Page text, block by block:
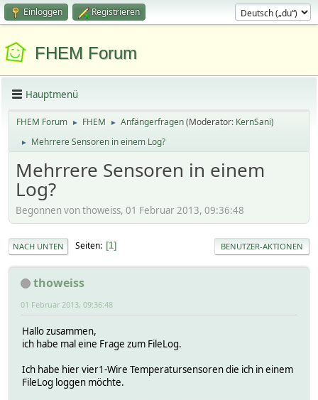
Einloggen Registrieren
FHEM Forum
Hauptmenü
FHEM Forum ► FHEM ► Anfängerfragen(Moderator: KernSani)
► Mehrrere Sensoren in einem Log?
Mehrrere Sensoren in einem
Log?
Begonnen von thoweiss, 01 Februar 2013, 09:36:48
NACH UNTEN Seiten 1 BENUTZER-AKTIONEN
thoweiss
01 Februar 2013, 09:36:48
Hallo zusammen,
ich habe mal eine Frage zum FileLog.
Ich habe hier vier1-Wire Temperatursensoren die ich in einem
FileLog loggen möchte.